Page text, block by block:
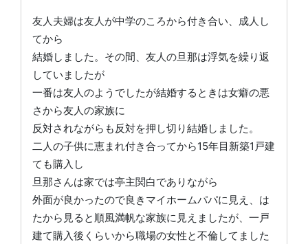
友人夫婦は友人が中学のころから付き合い、成人し
てから
結婚しました。その間、友人の旦那は浮気を繰り返
していましたが
一番は友人のようでしたが結婚するときは女癖の悪
さから友人の家族に
反対されながらも反対を押し切り結婚しました。
二人の子供に恵まれ付き合ってから15年目新築1戸建
ても購入し
旦那さんは家では亭主関白でありながら
外面が良かったので良きマイホームパパに見え、は
たから見ると順風満帆な家族に見えましたが、一戸
建て購入後くらいから職場の女性と不倫してました